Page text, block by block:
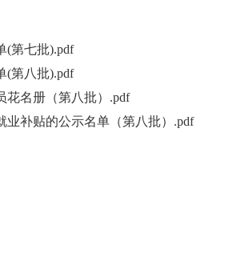
(第七批).pdf
(第八批).pdf
花名册（第八批）.pdf
业补贴的公示名单（第八批）.pdf